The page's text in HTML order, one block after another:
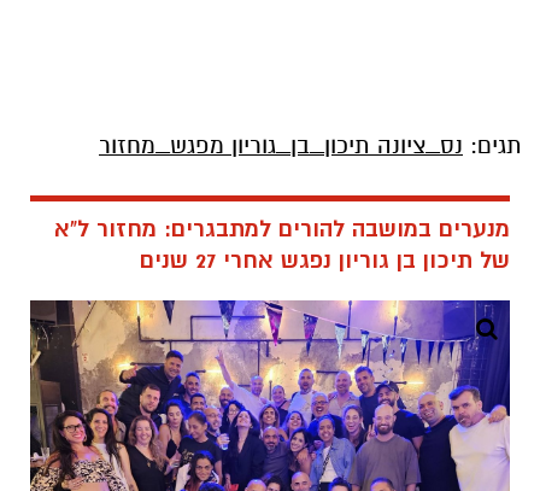
תגים: נס_ציונה תיכון_בן_גוריון מפגש_מחזור
מנערים במושבה להורים למתבגרים: מחזור ל"א
של תיכון בן גוריון נפגש אחרי 27 שנים